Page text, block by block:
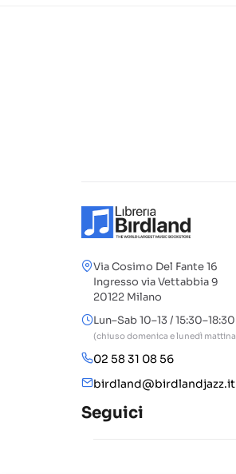
Via Cosimo Del Fante 16
Ingresso via Vettabbia 9
20122 Milano
Lun–Sab 10–13 / 15:30–18:30
(chiuso domenica e lunedì
02 58 31 08 56
birdland@birdlandjazz.it
Seguici